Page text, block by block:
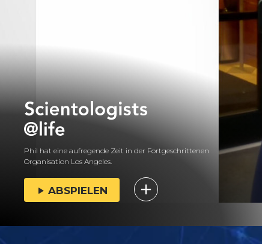
Phil hat eine aufregende Zeit in der Fortgeschrittenen
Organisation Los Angeles.
ABSPIELEN